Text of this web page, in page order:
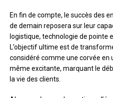
En fin de compte, le succès des
de demain reposera sur leur
logistique, technologie de pointe
L’objectif ultime est de
considéré comme une corvée en
même excitante, marquant le
la vie des clients.